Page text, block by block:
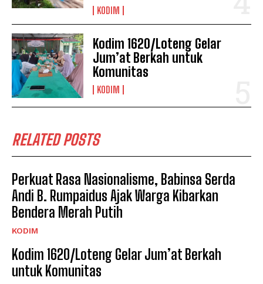
KODIM
Kodim 1620/Loteng Gelar
Jum’at Berkah untuk
Komunitas
KODIM
RELATED POSTS
Perkuat Rasa Nasionalisme, Babinsa Serda
Andi B. Rumpaidus Ajak Warga Kibarkan
Bendera Merah Putih
KODIM
Kodim 1620/Loteng Gelar Jum’at Berkah
untuk Komunitas